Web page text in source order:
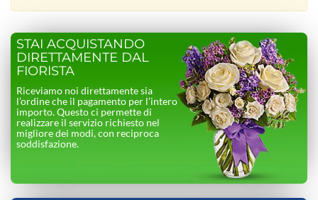
STAI ACQUISTANDO
DIRETTAMENTE DAL
FIORISTA
Riceviamo noi direttamente sia
l’ordine che il pagamento per l’intero
importo. Questo ci permette di
realizzare il servizio richiesto nel
migliore dei modi, con reciproca
soddisfazione.